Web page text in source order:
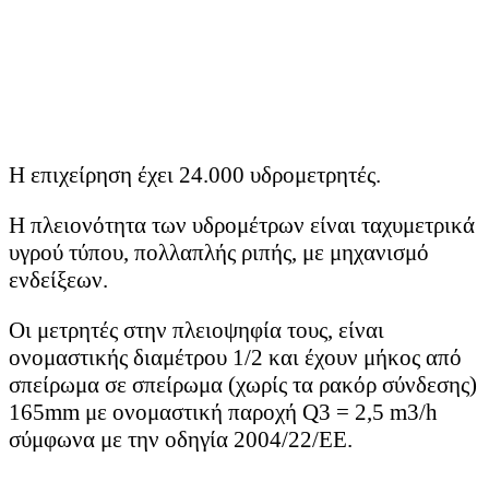
Η επιχείρηση έχει 24.000 υδρομετρητές.
Η πλειονότητα των υδρομέτρων είναι ταχυμετρικά
υγρού τύπου, πολλαπλής ριπής, με μηχανισμό
ενδείξεων.
Οι μετρητές στην πλειοψηφία τους, είναι
ονομαστικής διαμέτρου 1/2 και έχουν μήκος από
σπείρωμα σε σπείρωμα (χωρίς τα ρακόρ σύνδεσης)
165mm με ονομαστική παροχή Q3 = 2,5 m3/h
σύμφωνα με την οδηγία 2004/22/ΕΕ.